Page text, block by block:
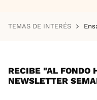
TEMAS DE INTERÉS
RECIBE "AL FONDO
NEWSLETTER